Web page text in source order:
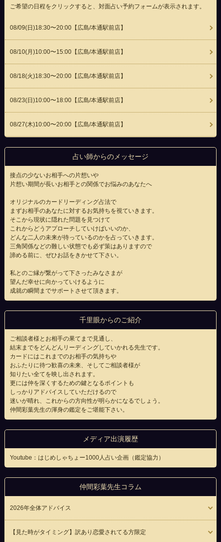
ご希望の日程をクリックすると、対面占い予約フォームが表示されます。
08/09(日 )18:30〜20:00【広島/本通駅前店】
08/10(月 )10:00〜15:00【広島/本通駅前店】
08/18(火)18:30〜20:00【広島/本通駅前店】
08/23(日 )10:00〜18:00【広島/本通駅前店】
08/27(木)10:00〜20:00【広島/本通駅前店】
占い師からのメッセージ
接点の少ないお相手への片想いや
片想い期間が長いお相手との関係でお悩みのあなたへ
オリジナルのカードリーディング占法で
まずお相手のあなたに対するお気持ちを視ていきます。
そこから現状に隠れた問題を見つけて
これからどうアプローチしていけばいいのか、
どんな二人の未来が待っているのかを占っていきます。
三角関係などの難しい状態でも必ず策はありますので
諦める前に、ぜひお話をきかせて下さい。
私とのご縁が繋がって下さったみなさまが
望んだ幸せに向かっていけるように
成就の瞬間までサポートさせて頂きます。
千里眼からのご紹介
ご相談者様とお相手の果てまで見通し、
結末までをどんどんリーディングしていかれる先生です。
カードにはこれまでのお相手の気持ちや
おふたりに待つ歓喜の未来、そしてご相談者様が
知りたい全てを映し出されます。
更には仲を深くするための鍵となるポイントも
しっかりアドバイスしていただけるので
迷いが晴れ、これからの方向性が明らかになるでしょう。
仲間彩葉先生の渾身の鑑定をご堪能下さい。
メディア出演履歴
Youtube：はじめしゃちょー1000人占い企画（鑑定協力）
仲間彩葉先生コラム
2026年全体アドバイス
【見た時がタイミング】訳あり恋愛されてる方限定